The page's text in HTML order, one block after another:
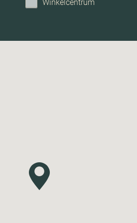
Winkelcentrum